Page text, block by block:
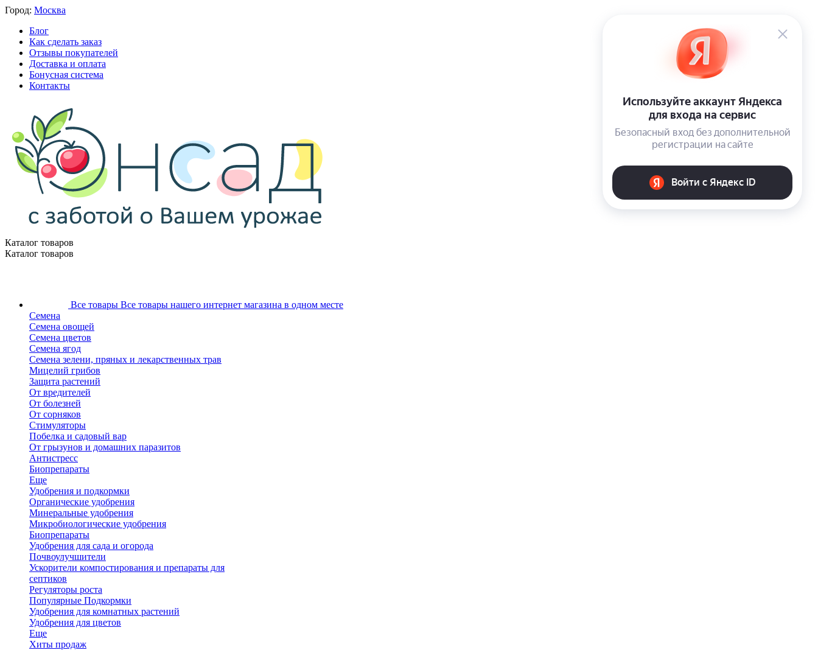
Город: Москва
Блог
Как сделать заказ
Отзывы покупателей
Доставка и оплата
Бонусная система
Контакты
Каталог товаров
Каталог товаров
Все товары Все товары нашего интернет магазина в одном месте
Семена
Семена овощей
Семена цветов
Семена ягод
Семена зелени, пряных и лекарственных трав
Мицелий грибов
Защита растений
От вредителей
От болезней
От сорняков
Стимуляторы
Побелка и садовый вар
От грызунов и домашних паразитов
Антистресс
Биопрепараты
Еще
Удобрения и подкормки
Органические удобрения
Минеральные удобрения
Микробиологические удобрения
Биопрепараты
Удобрения для сада и огорода
Почвоулучшители
Ускорители компостирования и препараты для
септиков
Регуляторы роста
Популярные Подкормки
Удобрения для комнатных растений
Удобрения для цветов
Еще
Хиты продаж